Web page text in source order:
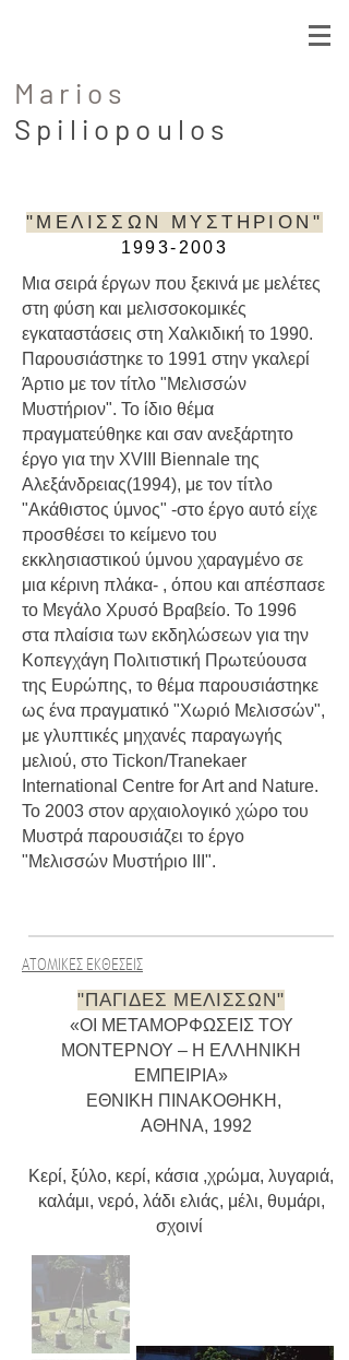
Marios
Spiliopoulos
"ΜΕΛΙΣΣΩΝ ΜΥΣΤΗΡΙΟΝ"
1993-2003
Μια σειρά έργων που ξεκινά με μελέτες
στη φύση και μελισσοκομικές
εγκαταστάσεις στη Χαλκιδική το 1990.
Παρουσιάστηκε το 1991 στην γκαλερί
Άρτιο με τον τίτλο "Μελισσών
Μυστήριον". Το ίδιο θέμα
πραγματεύθηκε και σαν ανεξάρτητο
έργο για την XVIII Biennale της
Αλεξάνδρειας(1994), με τον τίτλο
"Ακάθιστος ύμνος" -στο έργο αυτό είχε
προσθέσει το κείμενο του
εκκλησιαστικού ύμνου χαραγμένο σε
μια κέρινη πλάκα- , όπου και απέσπασε
το Μεγάλο Χρυσό Βραβείο. Το 1996
στα πλαίσια των εκδηλώσεων για την
Κοπεγχάγη Πολιτιστική Πρωτεύουσα
της Ευρώπης, το θέμα παρουσιάστηκε
ως ένα πραγματικό "Χωριό Μελισσών",
με γλυπτικές μηχανές παραγωγής
μελιού, στο Tickon/Tranekaer
International Centre for Art and Nature.
Το 2003 στον αρχαιολογικό χώρο του
Μυστρά παρουσιάζει το έργο
"Μελισσών Μυστήριο ΙΙΙ".
ΑΤΟΜΙΚΕΣ ΕΚΘΕΣΕΙΣ
"ΠΑΓΙΔΕΣ ΜΕΛΙΣΣΩΝ"
«ΟΙ ΜΕΤΑΜΟΡΦΩΣΕΙΣ ΤΟΥ
ΜΟΝΤΕΡΝΟΥ – Η ΕΛΛΗΝΙΚΗ
ΕΜΠΕΙΡΙΑ»
ΕΘΝΙΚΗ ΠΙΝΑΚΟΘΗΚΗ,
ΑΘΗΝΑ, 1992
Κερί, ξύλο, κερί, κάσια ,χρώμα, λυγαριά,
καλάμι, νερό, λάδι ελιάς, μέλι, θυμάρι,
σχοινί